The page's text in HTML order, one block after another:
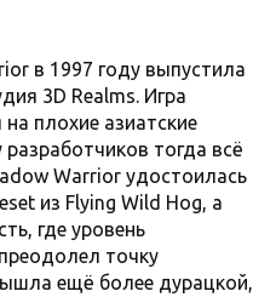
в 1997 году выпустила
3D Realms. Игра
плохие азиатские
тогда всё
Warrior удостоилась
из Flying Wild Hog, а
где уровень
точку
ещё более дурацкой,